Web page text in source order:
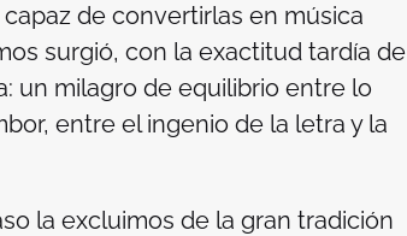
de convertirlas en música
surgió, con la exactitud tardía de
un milagro de equilibrio entre lo
entre el ingenio de la letra y la
la excluimos de la gran tradición